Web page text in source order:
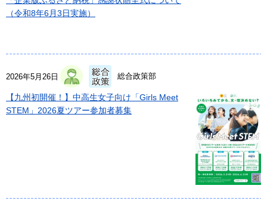
（令和8年6月3日実施）
2026年5月26日 総合政策部
【九州初開催！】中高生女子向け「Girls Meet
STEM」2026夏ツアー参加者募集